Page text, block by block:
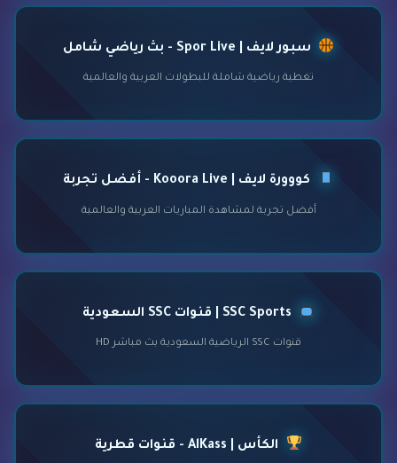
سبور لايف | Spor Live - بث رياضي شامل
تغطية رياضية شاملة للبطولات العربية والعالمية
كووورة لايف | Kooora Live - أفضل تجربة
أفضل تجربة لمشاهدة المباريات العربية والعالمية
قنوات SSC الرياضية السعودية بث مباشر HD
الكأس | AlKass - قنوات قطرية